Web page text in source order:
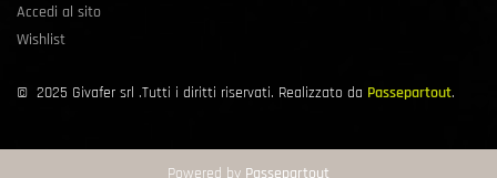
Accedi al sito
Wishlist
© 2025 Givafer srl .Tutti i diritti riservati. Realizzato da Passepartout.
Powered by Passepartout